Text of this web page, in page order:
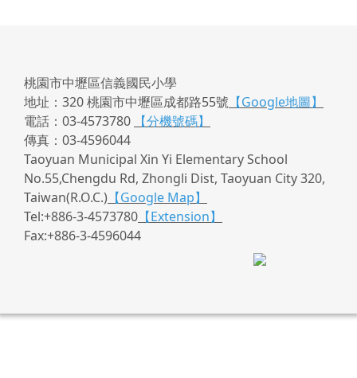
桃園市中壢區信義國民小學
地址：320 桃園市中壢區成都路55號 【Google地圖】
電話：03-4573780
【分機號碼】
傳真：03-4596044
Taoyuan Municipal Xin Yi Elementary School
No.55,Chengdu Rd, Zhongli Dist, Taoyuan City 320,
Taiwan(R.O.C.) 【Google Map】
Tel:+886-3-4573780 【Extension】
Fax:+886-3-4596044